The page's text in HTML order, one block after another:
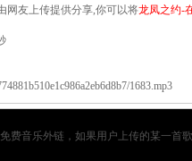
网友上传提供分享,你可以将龙凤之约-
1683.mp3
免费音乐外链，如果用户上传的某一首